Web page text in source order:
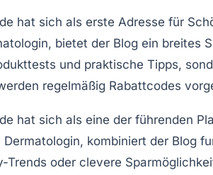
hat sich als erste Adresse für
bietet der Blog ein breites
und praktische Tipps,
regelmäßig Rabattcodes
hat sich als eine der führenden
kombiniert der Blog
Trends oder clevere